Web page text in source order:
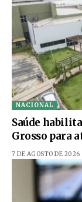
NACIONAL
Saúde
Grosso para
7 DE AGOSTO DE 2026